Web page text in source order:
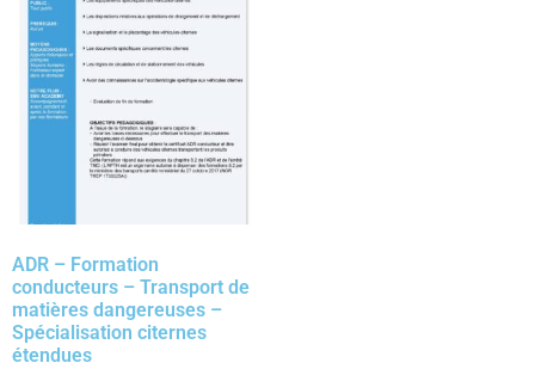
ADR – Formation
conducteurs – Transport de
matières dangereuses –
Spécialisation citernes
étendues